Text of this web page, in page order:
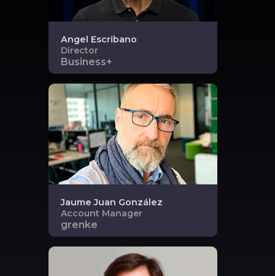
Angel Escribano
Director
Business+
Jaume Juan González
Account Manager
grenke